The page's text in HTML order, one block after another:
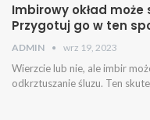
Imbirowy okład może
Przygotuj go w ten
ADMIN wrz 19, 2023
Wierzcie lub nie, ale imbir
odkrztuszanie śluzu. Ten